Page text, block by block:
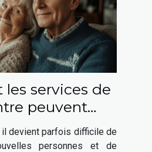
services de
peuvent
les relations
après 50 ans
il devient parfois difficile de
personnes et de